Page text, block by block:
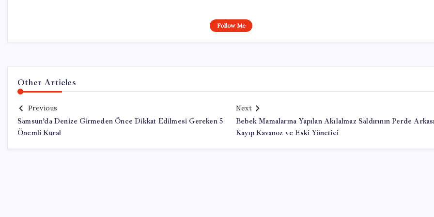
Follow Me
Other Articles
Previous
Samsun’da Denize Girmeden Önce Dikkat Edilmesi Gereken 5
Önemli Kural
Next
Bebek Mamalarına Yapılan Akılalmaz Saldırının Perde
Kayıp Kavanoz ve Eski Yönetici